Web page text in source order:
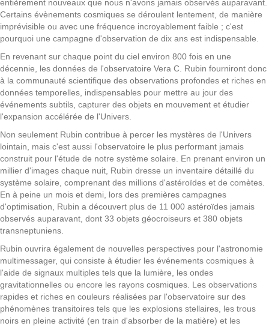
entièrement nouveaux que nous n'avons jamais observés auparavant.
Certains évènements cosmiques se déroulent lentement, de manière
imprévisible ou avec une fréquence incroyablement faible ; c'est
pourquoi une campagne d'observation de dix ans est indispensable.
En revenant sur chaque point du ciel environ 800 fois en une
décennie, les données de l'observatoire Vera C. Rubin fourniront donc
à la communauté scientifique des observations profondes et riches en
données temporelles, indispensables pour mettre au jour des
événements subtils, capturer des objets en mouvement et étudier
l'expansion accélérée de l'Univers.
Non seulement Rubin contribue à percer les mystères de l'Univers
lointain, mais c'est aussi l'observatoire le plus performant jamais
construit pour l'étude de notre système solaire. En prenant environ un
millier d'images chaque nuit, Rubin dresse un inventaire détaillé du
système solaire, comprenant des millions d'astéroïdes et de comètes.
En à peine un mois et demi, lors des premières campagnes
d'optimisation, Rubin a découvert plus de 11 000 astéroïdes jamais
observés auparavant, dont 33 objets géocroiseurs et 380 objets
transneptuniens.
Rubin ouvrira également de nouvelles perspectives pour l'astronomie
multimessager, qui consiste à étudier les événements cosmiques à
l'aide de signaux multiples tels que la lumière, les ondes
gravitationnelles ou encore les rayons cosmiques. Les observations
rapides et riches en couleurs réalisées par l'observatoire sur des
phénomènes transitoires tels que les explosions stellaires, les trous
noirs en pleine activité (en train d'absorber de la matière) et les